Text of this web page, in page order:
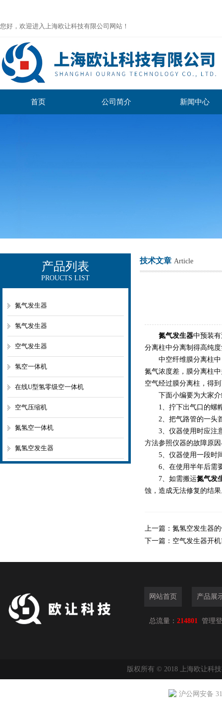
您好，欢迎进入上海欧让科技有限公司网站！
首页 公司简介 新闻中心
产品列表
PROUCTS LIST
氮气发生器
氢气发生器
空气发生器
氢空一体机
在线U型氢零级空一体机
空气压缩机
氮氢空一体机
氮氢空发生器
技术文章 Article
氮气发生器中预装
分离柱中分离制得高纯
中空纤维膜分离柱中
氮气浓度差，膜分离柱
空气经过膜分离柱，得
下面小编要为大家介
1、拧下出气口的螺帽
2、把气路管的一头首
3、仪器使用时应注意
方法参照仪器的故障原
5、仪器使用一段时间
6、在使用半年后需要
7、如需搬运氮气发
蚀，造成无法修复的结
上一篇： 氮氢空发生器
下一篇： 空气发生器开
网站首页 产品展
总流量： 214801 管理
版权所有 © 2018 上海欧让科
沪公网安备